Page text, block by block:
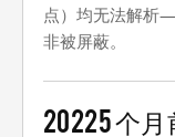
点）均无法解析
非被屏蔽。
20225 个月